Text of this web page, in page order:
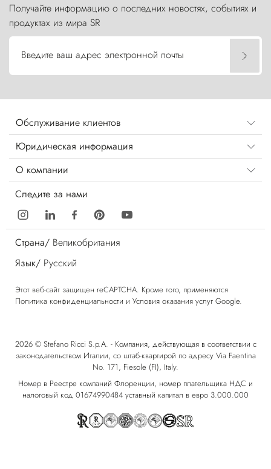
Получайте информацию о последних новостях, событиях и
продуктах из мира SR
Введите ваш адрес электронной почты
Обслуживание клиентов
Юридическая информация
О компании
Следите за нами
Страна/ Великобритания
Язык/ Русский
Этот веб-сайт защищен reCAPTCHA. Кроме того, применяются
Политика конфиденциальности и Условия оказания услуг Google.
2026 © Stefano Ricci S.p.A. - Компания, действующая в соответствии с
законодательством Италии, со штаб-квартирой по адресу Via Faentina
No. 171, Fiesole (FI), Italy.
Номер в Реестре компаний Флоренции, номер плательщика НДС и
налоговый код 01674990484 уставный капитал в евро 3.000.000